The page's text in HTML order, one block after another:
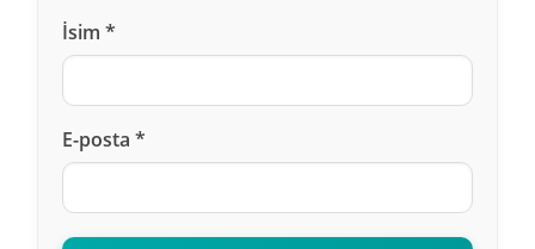
İsim *
E-posta *